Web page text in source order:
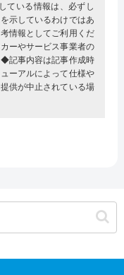
ている情報は、必ずし
示しているわけではあ
情報としてご利用くだ
ーやサービス事業者の
記事内容は記事作成時
ーアルによって仕様や
供が中止されている場